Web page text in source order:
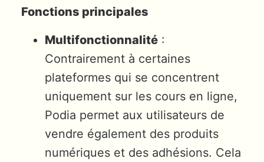
Fonctions principales
Multifonctionnalité :
Contrairement à certaines
plateformes qui se concentrent
uniquement sur les cours en ligne,
Podia permet aux utilisateurs de
vendre également des produits
numériques et des adhésions. Cela